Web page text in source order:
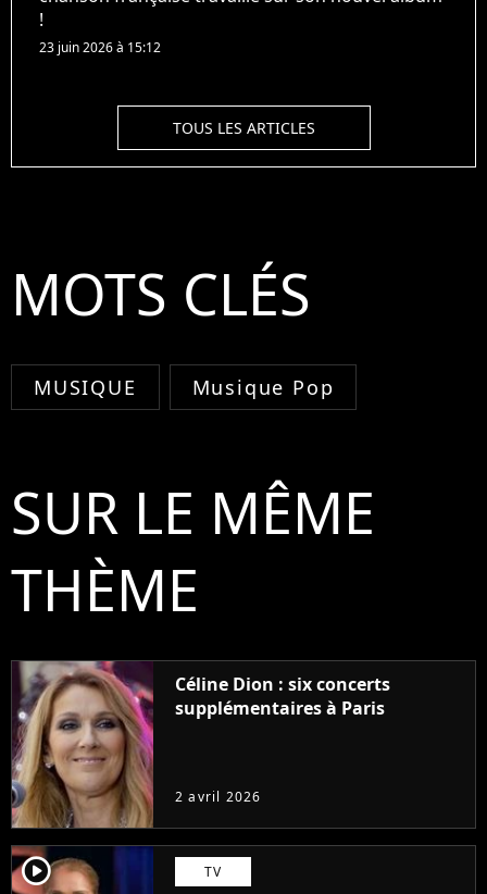
!
23 juin 2026 à 15:12
TOUS LES ARTICLES
MOTS CLÉS
MUSIQUE Musique Pop
SUR LE MÊME
THÈME
Céline Dion : six concerts
supplémentaires à Paris
2 avril 2026
player2 TV